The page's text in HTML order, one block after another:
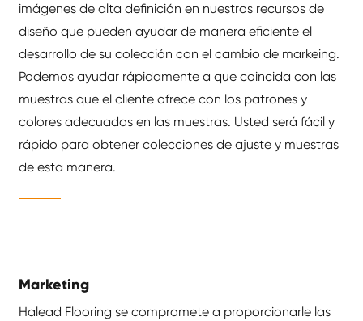
imágenes de alta definición en nuestros recursos de
diseño que pueden ayudar de manera eficiente el
desarrollo de su colección con el cambio de markeing.
Podemos ayudar rápidamente a que coincida con las
muestras que el cliente ofrece con los patrones y
colores adecuados en las muestras. Usted será fácil y
rápido para obtener colecciones de ajuste y muestras
de esta manera.
Marketing
Halead Flooring se compromete a proporcionarle las